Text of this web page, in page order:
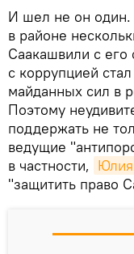
И шел не он один.
в районе
Саакашвили с
с коррупцией
майданных сил в
Поэтому
поддержать не
ведущие
в частности,
"защитить право